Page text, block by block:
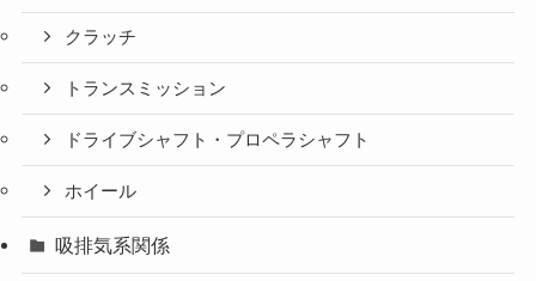
クラッチ
トランスミッション
ドライブシャフト・プロペラシャフト
ホイール
吸排気系関係